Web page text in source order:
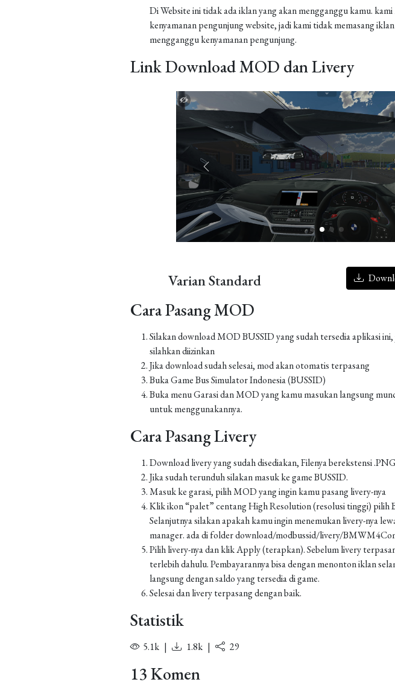
Di Website ini tidak ada iklan yang akan mengganggu kamu.
kenyamanan pengunjung website, jadi kami tidak memasang
mengganggu kenyamanan pengunjung.
Link Download MOD dan Livery
Varian Standard
Cara Pasang MOD
Silakan download MOD BUSSID yang sudah tersedia aplikasi ini,
silahkan diizinkan
Jika download sudah selesai, mod akan otomatis terpasang
Buka Game Bus Simulator Indonesia (BUSSID)
Buka menu Garasi dan MOD yang kamu masukan langsung
untuk menggunakannya.
Cara Pasang Livery
Download livery yang sudah disediakan, Filenya berekstensi .PNG
Jika sudah terunduh silakan masuk ke game BUSSID.
Masuk ke garasi, pilih MOD yang ingin kamu pasang livery-nya
Klik ikon “palet” centang High Resolution (resolusi tinggi) pilih
Selanjutnya silakan apakah kamu ingin menemukan livery-nya
manager. ada di folder download/modbussid/livery/
Pilih livery-nya dan klik Apply (terapkan). Sebelum livery
terlebih dahulu. Pembayarannya bisa dengan menonton iklan
langsung dengan saldo yang tersedia di game.
Selesai dan livery terpasang dengan baik.
Statistik
5.1k | 1.8k | 29
13 Komen